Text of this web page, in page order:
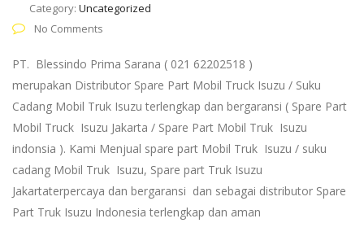
Category: Uncategorized
No Comments
PT. Blessindo Prima Sarana ( 021 62202518 )
merupakan Distributor Spare Part Mobil Truck Isuzu / Suku
Cadang Mobil Truk Isuzu terlengkap dan bergaransi ( Spare Part
Mobil Truck Isuzu Jakarta / Spare Part Mobil Truk Isuzu
indonsia ). Kami Menjual spare part Mobil Truk Isuzu / suku
cadang Mobil Truk Isuzu, Spare part Truk Isuzu
Jakartaterpercaya dan bergaransi dan sebagai distributor Spare
Part Truk Isuzu Indonesia terlengkap dan aman